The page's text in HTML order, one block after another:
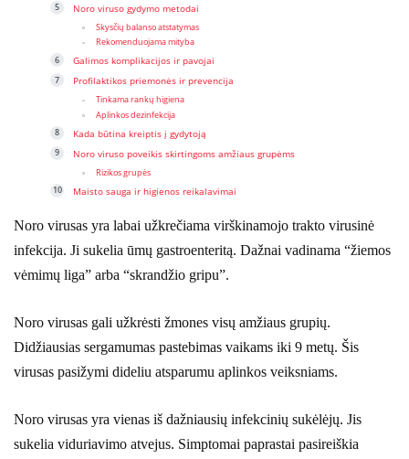
Noro viruso gydymo metodai
Skysčių balanso atstatymas
Rekomenduojama mityba
Galimos komplikacijos ir pavojai
Profilaktikos priemonės ir prevencija
Tinkama rankų higiena
Aplinkos dezinfekcija
Kada būtina kreiptis į gydytoją
Noro viruso poveikis skirtingoms amžiaus grupėms
Rizikos grupės
Maisto sauga ir higienos reikalavimai
Noro virusas yra labai užkrečiama virškinamojo trakto virusinė
infekcija. Ji sukelia ūmų gastroenteritą. Dažnai vadinama “žiemos
vėmimų liga” arba “skrandžio gripu”.
Noro virusas gali užkrėsti žmones visų amžiaus grupių.
Didžiausias sergamumas pastebimas vaikams iki 9 metų. Šis
virusas pasižymi dideliu atsparumu aplinkos veiksniams.
Noro virusas yra vienas iš dažniausių infekcinių sukėlėjų. Jis
sukelia viduriavimo atvejus. Simptomai paprastai pasireiškia